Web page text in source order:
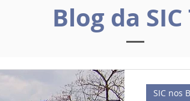
Blog da SIC
SIC nos